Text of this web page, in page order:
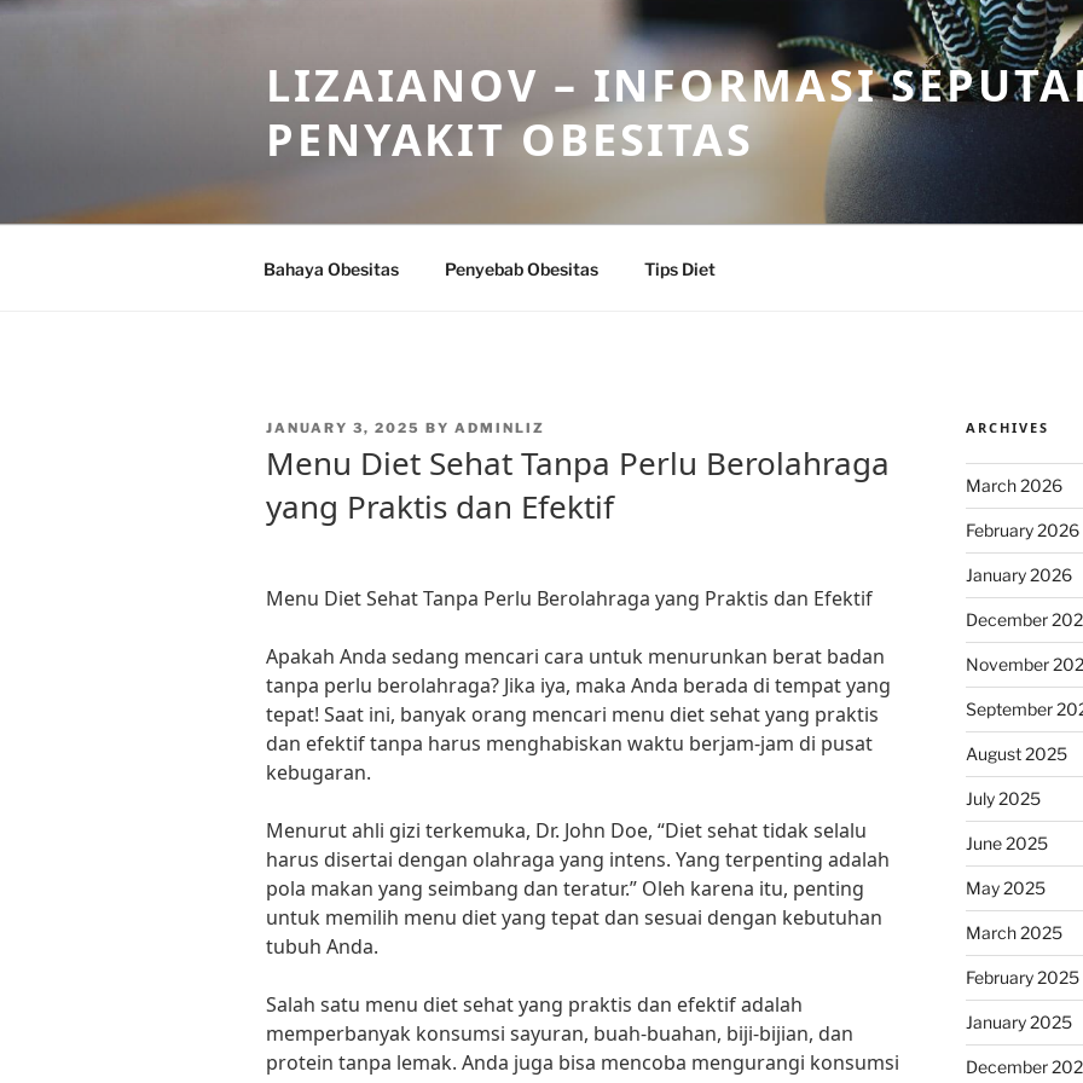
Skip
LIZAIANOV – INFORMASI
PENYAKIT OBESITAS
Bahaya Obesitas Penyebab Obesitas Tips Diet
POSTED
JANUARY 3, 2025 BY ADMINLIZ
Menu Diet Sehat Tanpa Perlu Berolahraga
yang Praktis dan Efektif
Menu Diet Sehat Tanpa Perlu Berolahraga yang Praktis dan Efektif
Apakah Anda sedang mencari cara untuk menurunkan berat badan
tanpa perlu berolahraga? Jika iya, maka Anda berada di tempat yang
tepat! Saat ini, banyak orang mencari menu diet sehat yang praktis
dan efektif tanpa harus menghabiskan waktu berjam-jam di pusat
kebugaran.
Menurut ahli gizi terkemuka, Dr. John Doe, “Diet sehat tidak selalu
harus disertai dengan olahraga yang intens. Yang terpenting adalah
pola makan yang seimbang dan teratur.” Oleh karena itu, penting
untuk memilih menu diet yang tepat dan sesuai dengan kebutuhan
tubuh Anda.
Salah satu menu diet sehat yang praktis dan efektif adalah
memperbanyak konsumsi sayuran, buah-buahan, biji-bijian, dan
protein tanpa lemak. Anda juga bisa mencoba mengurangi konsumsi
ARCHIVES
March 2026
February 2026
January 2026
December
November
September
August 2025
July 2025
June 2025
May 2025
March 2025
February 2025
January 2025
December